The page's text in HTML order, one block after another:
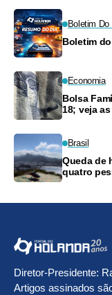
Boletim Do
Boletim
Economia
Bolsa
18; veja
Brasil
Queda de
quatro
Diretor-Presidente:
Artigos assinados